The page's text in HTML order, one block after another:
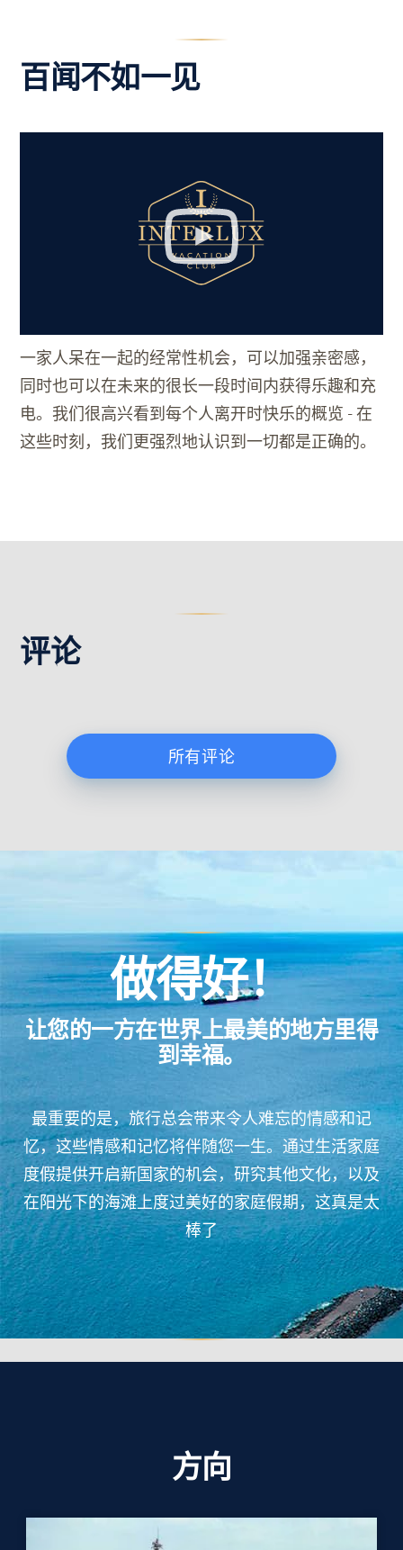
百闻不如一见
一家人呆在一起的经常性机会，可以加强亲密感，
同时也可以在未来的很长一段时间内获得乐趣和充
电。我们很高兴看到每个人离开时快乐的概览 - 在
这些时刻，我们更强烈地认识到一切都是正确的。
评论
所有评论
做得好！
让您的一方在世界上最美的地方里得
到幸福。
最重要的是，旅行总会带来令人难忘的情感和记
忆，这些情感和记忆将伴随您一生。通过生活家庭
度假提供开启新国家的机会，研究其他文化，以及
在阳光下的海滩上度过美好的家庭假期，这真是太
棒了
方向